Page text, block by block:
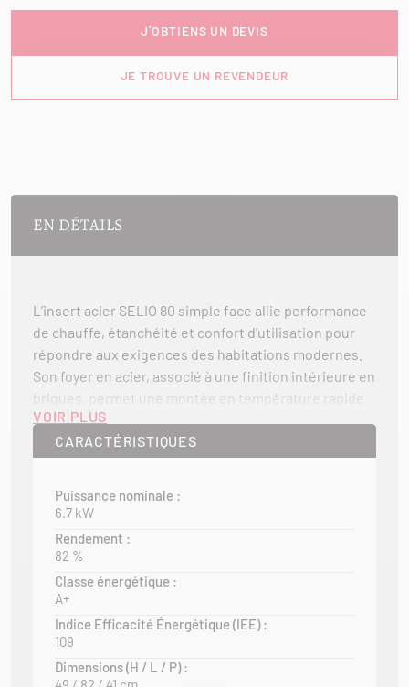
J'OBTIENS UN DEVIS
JE TROUVE UN REVENDEUR
EN DÉTAILS
L’insert acier SELIO 80 simple face allie performance
de chauffe, étanchéité et confort d’utilisation pour
répondre aux exigences des habitations modernes.
Son foyer en acier, associé à une finition intérieure en
briques, permet une montée en température rapide
tout en assurant une diffusion homogène et agréable
de la chaleur. Sa vitre sérigraphiée met en valeur la
vision des flammes et apporte une touche
Grâce à son système de double combustion, le SELIO
80 optimise le rendement tout en réduisant les
émissions. Son réglage de l’air primaire et son
système de balayage de vitre garantissent une
combustion maîtrisée et une vitre plus propre au
quotidien. Étanche, il est également équipé d’un
les logements performants.
VOIR PLUS
CARACTÉRISTIQUES
Puissance nominale :
6.7 kW
Rendement :
82 %
Classe énergétique :
A+
Indice Efficacité Énergétique (IEE) :
109
Dimensions (H / L / P) :